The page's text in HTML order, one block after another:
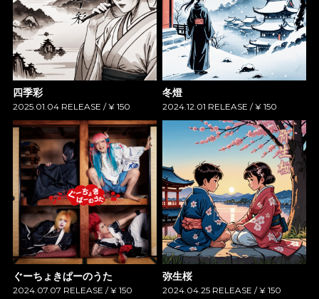
四季彩
2025.01.04 RELEASE / ¥ 150
冬燈
2024.12.01 RELEASE / ¥ 150
ぐーちょきぱーのうた
2024.07.07 RELEASE / ¥ 150
弥生桜
2024.04.25 RELEASE / ¥ 150